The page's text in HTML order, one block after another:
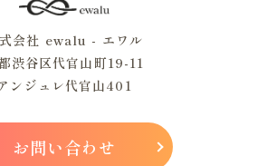
会社 ewalu - エワル
渋谷区代官山町19-11
ンジュレ代官山401
お問い合わせ